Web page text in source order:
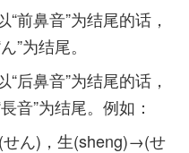
前鼻音”为结尾的话，
”为结尾。
后鼻音”为结尾的话，
音”为结尾。例如：
ん)，生(sheng)→(せ